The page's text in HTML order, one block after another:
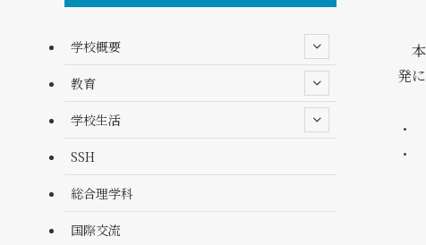
本
発
・
・
学校概要
教育
学校生活
SSH
総合理学科
国際交流